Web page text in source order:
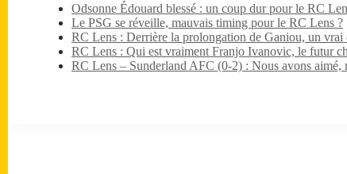
Odsonne Édouard blessé : un coup dur pour le RC
Le PSG se réveille, mauvais timing pour le RC Lens ?
RC Lens : Derrière la prolongation de Ganiou, un vrai
RC Lens : Qui est vraiment Franjo Ivanovic, le futur
RC Lens – Sunderland AFC (0-2) : Nous avons aimé,